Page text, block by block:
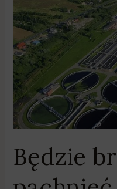
Będzie
brzydko
pachnieć
w
Koziegłowach